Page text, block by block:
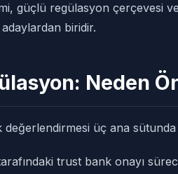
güçlü regülasyon çerçevesi
biridir.
Neden
üç ana sütunda
trust bank onayı